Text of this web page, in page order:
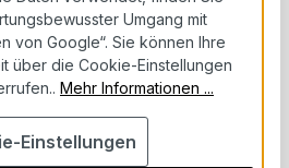
Umgang mit
von Google“. Sie können Ihre
über die Cookie-Einstellungen
Mehr Informationen ...
Einstellungen